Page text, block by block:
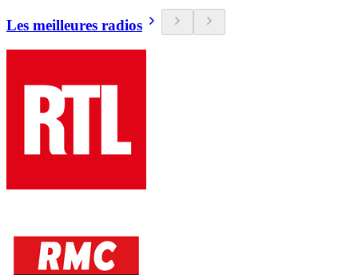
Les meilleures radios